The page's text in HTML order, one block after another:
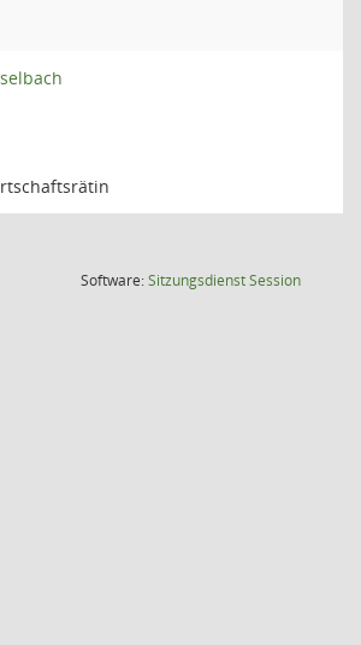
Software:SitzungsdienstSession(Wird in